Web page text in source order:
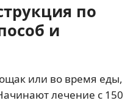
по
и
или во время еды,
лечение с 150